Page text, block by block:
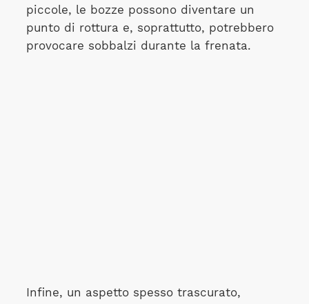
piccole, le bozze possono diventare un
punto di rottura e, soprattutto, potrebbero
provocare sobbalzi durante la frenata.
Infine, un aspetto spesso trascurato,